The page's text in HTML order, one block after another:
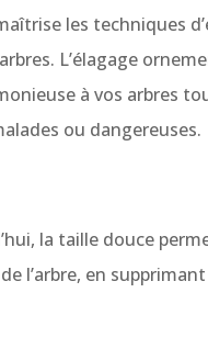
les techniques
L’élagage
à vos arbres
ou dangereuses.
la taille douce
l’arbre, en